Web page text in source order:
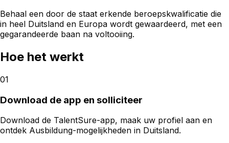
Behaal een door de staat erkende beroepskwalificatie die
in heel Duitsland en Europa wordt gewaardeerd, met een
gegarandeerde baan na voltooiing.
Hoe het werkt
01
Download de app en solliciteer
Download de TalentSure-app, maak uw profiel aan en
ontdek Ausbildung-mogelijkheden in Duitsland.